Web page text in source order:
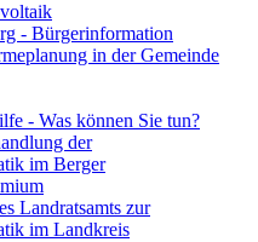
- Bürgerinformation
in der Gemeinde
- Was können Sie tun?
der
im Berger
Landratsamts zur
im Landkreis